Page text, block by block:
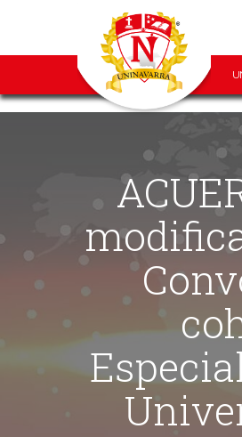
ACUERDO 034 DE 2026 (16 DE JUNIO) “Por el cual se